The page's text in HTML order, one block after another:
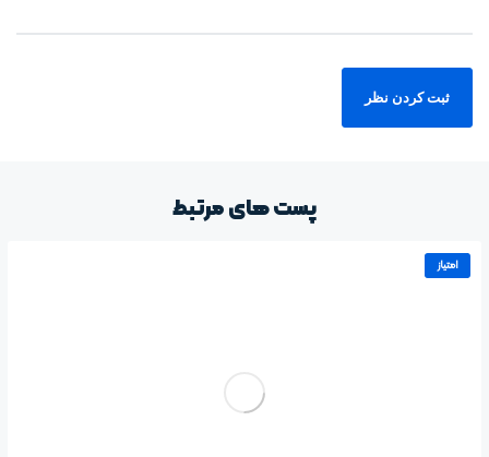
پست های مرتبط
امتیاز